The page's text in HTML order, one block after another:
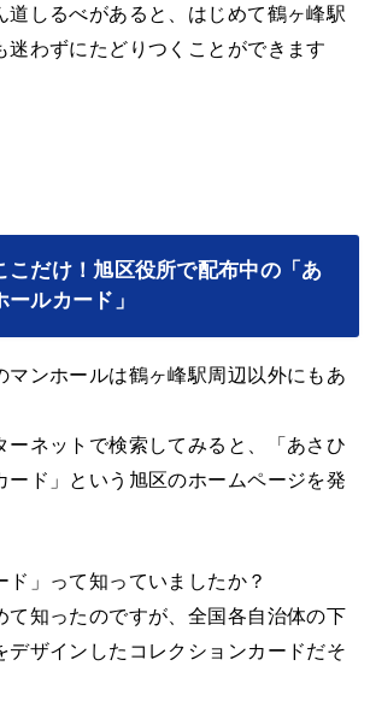
道しるべがあると、はじめて鶴ヶ峰駅
迷わずにたどりつくことができます
こだけ！旭区役所で配布中の「あ
ルカード」
マンホールは鶴ヶ峰駅周辺以外にもあ
ーネットで検索してみると、「あさひ
ード」という旭区のホームページを発
ド」って知っていましたか？
て知ったのですが、全国各自治体の下
デザインしたコレクションカードだそ